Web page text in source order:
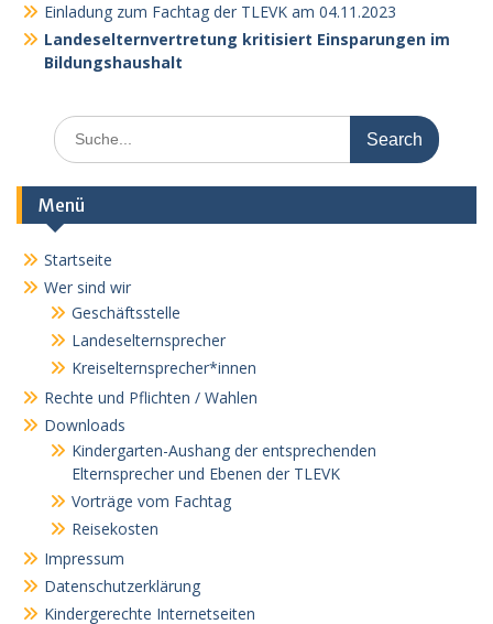
Einladung zum Fachtag der TLEVK am 04.11.2023
Landeselternvertretung kritisiert Einsparungen im
Bildungshaushalt
Search
for:
Menü
Startseite
Wer sind wir
Geschäftsstelle
Landeselternsprecher
Kreiselternsprecher*innen
Rechte und Pflichten / Wahlen
Downloads
Kindergarten-Aushang der entsprechenden
Elternsprecher und Ebenen der TLEVK
Vorträge vom Fachtag
Reisekosten
Impressum
Datenschutzerklärung
Kindergerechte Internetseiten